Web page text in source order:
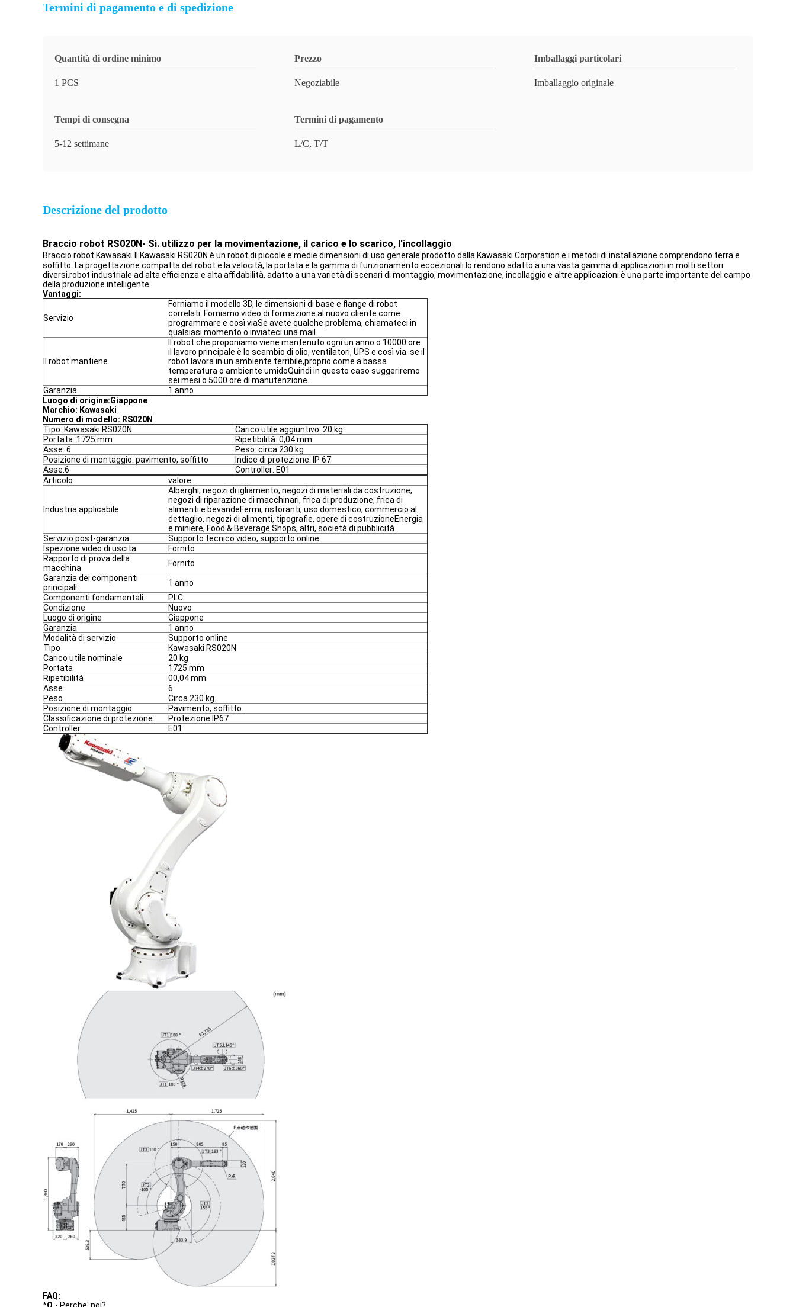
Termini di pagamento e di spedizione
Quantità di ordine minimo
1 PCS
Prezzo
Negoziabile
Imballaggi particolari
Imballaggio originale
Tempi di consegna
5-12 settimane
Termini di pagamento
L/C, T/T
Descrizione del prodotto
Braccio robot RS020N- Sì. utilizzo per la movimentazione, il carico e lo scarico, l'incollaggio
Braccio robot Kawasaki
Il Kawasaki RS020N è un robot di piccole e medie dimensioni di uso generale prodotto dalla Kawasaki Corporation.e i metodi di installazione comprendono terra e
soffitto. La progettazione compatta del robot e la velocità, la portata e la gamma di funzionamento eccezionali lo rendono adatto a una vasta gamma di applicazioni in molti settori
diversi.robot industriale ad alta efficienza e alta affidabilità, adatto a una varietà di scenari di montaggio, movimentazione, incollaggio e altre applicazioni.è una parte importante del campo
della produzione intelligente.
Vantaggi:
Servizio
Forniamo il modello 3D, le dimensioni di base e flange di robot
correlati. Forniamo video di formazione al nuovo cliente.come
programmare e così viaSe avete qualche problema, chiamateci in
qualsiasi momento o inviateci una mail.
Il robot mantiene
Il robot che proponiamo viene mantenuto ogni un anno o 10000 ore.
il lavoro principale è lo scambio di olio, ventilatori, UPS e così via. se il
robot lavora in un ambiente terribile,proprio come a bassa
temperatura o ambiente umidoQuindi in questo caso suggeriremo
sei mesi o 5000 ore di manutenzione.
Garanzia
1 anno
Luogo di origine:Giappone
Marchio: Kawasaki
Numero di modello: RS020N
Tipo: Kawasaki RS020N
Carico utile aggiuntivo: 20 kg
Portata: 1725 mm
Ripetibilità: 0,04 mm
Asse: 6
Peso: circa 230 kg
Posizione di montaggio: pavimento, soffitto
Indice di protezione: IP 67
Asse:6
Controller: E01
Articolo
valore
Industria applicabile
Alberghi, negozi di igliamento, negozi di materiali da costruzione,
negozi di riparazione di macchinari, frica di produzione, frica di
alimenti e bevandeFermi, ristoranti, uso domestico, commercio al
dettaglio, negozi di alimenti, tipografie, opere di costruzioneEnergia
e miniere, Food & Beverage Shops, altri, società di pubblicità
Servizio post-garanzia
Supporto tecnico video, supporto online
Ispezione video di uscita
Fornito
Rapporto di prova della
macchina
Fornito
Garanzia dei componenti
principali
1 anno
Componenti fondamentali
PLC
Condizione
Nuovo
Luogo di origine
Giappone
Garanzia
1 anno
Modalità di servizio
Supporto online
Tipo
Kawasaki RS020N
Carico utile nominale
20 kg
Portata
1725 mm
Ripetibilità
00,04 mm
Asse
6
Peso
Circa 230 kg.
Posizione di montaggio
Pavimento, soffitto.
Classificazione di protezione
Protezione IP67
Controller
E01
FAQ: